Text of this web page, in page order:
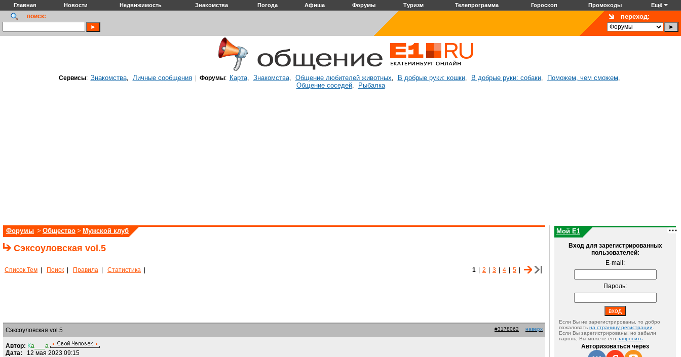
Главная Новости Недвижимость Знакомства Погода Афиша Форумы Туризм Телепрограмма Гороскоп Промокоды Ещё
поиск: переход:
Сервисы: Знакомства, Личные сообщения| Форумы: Карта, Знакомства, Общение любителей животных, В добрые руки: кошки, В добрые руки: собаки, Поможем, чем сможем,
Общение соседей, Рыбалка
Форумы > Общество > Мужской клуб
Сэксоуловская vol.5
Список Тем Поиск Правила Статистика 1 2 3 4 5
Сэксоуловская vol.5 #3178062 наверх
Автор: Кa___a
Дата: 12 мая 2023 09:15
Мой E1
Вход для зарегистрированных
пользователей:
E-mail:
Пароль:
Если Вы не зарегистрированы, то добро
пожаловать на страницу регистрации
Если Вы зарегистрированы, но забыли
пароль, Вы можете его запросить
Авторизоваться через